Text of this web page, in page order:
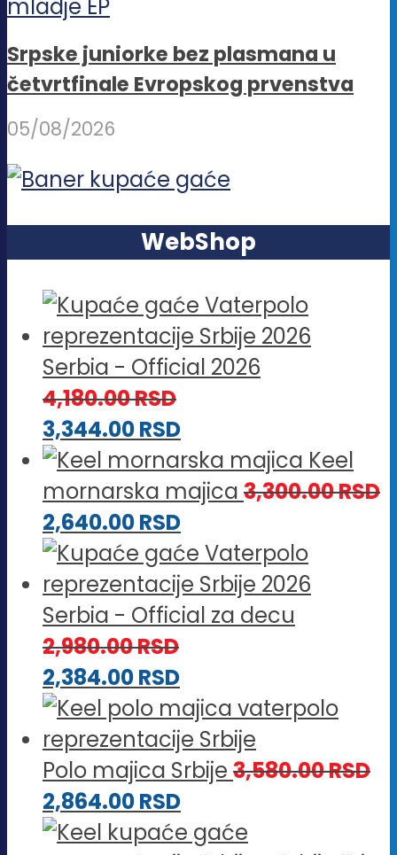
Srpske juniorke bez plasmana u
četvrtfinale Evropskog prvenstva
05/08/2026
WebShop
Serbia - Official 2026
4,180.00RSD
3,344.00RSD
Keel
mornarska majica 3,300.00RSD
2,640.00RSD
Serbia - Official za decu
2,980.00RSD
2,384.00RSD
Polo majica Srbije 3,580.00RSD
2,864.00RSD